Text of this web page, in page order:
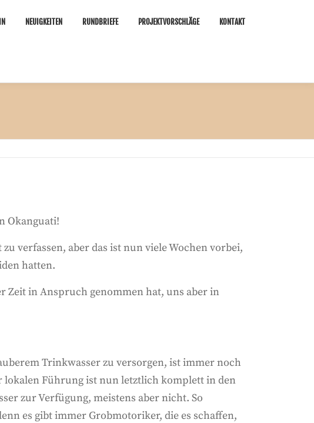
NEUIGKEITEN RUNDBRIEFE PROJEKTVORSCHLÄGE KONTAKT
Okanguati!
verfassen, aber das ist nun viele Wochen vorbei,
hatten.
Zeit in Anspruch genommen hat, uns aber in
Trinkwasser zu versorgen, ist immer noch
Führung ist nun letztlich komplett in den
zur Verfügung, meistens aber nicht. So
es gibt immer Grobmotoriker, die es schaffen,